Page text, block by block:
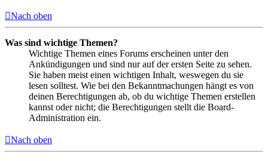
Nach oben
Was sind wichtige Themen?
Wichtige Themen eines Forums erscheinen unter den
Ankündigungen und sind nur auf der ersten Seite zu sehen.
Sie haben meist einen wichtigen Inhalt, weswegen du sie
lesen solltest. Wie bei den Bekanntmachungen hängt es von
deinen Berechtigungen ab, ob du wichtige Themen erstellen
kannst oder nicht; die Berechtigungen stellt die Board-
Administration ein.
Nach oben